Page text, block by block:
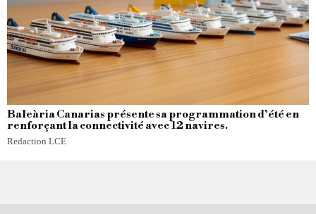
Baleària Canarias présente sa programmation d’été en
renforçant la connectivité avec 12 navires.
Redaction LCE